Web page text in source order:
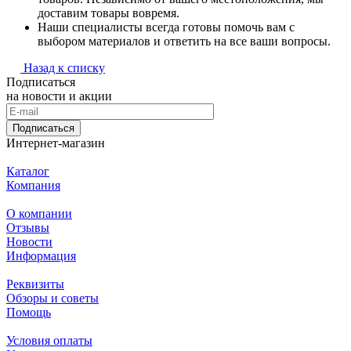
доставим товары вовремя.
Наши специалисты всегда готовы помочь вам с
выбором материалов и ответить на все ваши вопросы.
Назад к списку
Подписаться
на новости и акции
Подписаться
Интернет-магазин
Каталог
Компания
О компании
Отзывы
Новости
Информация
Реквизиты
Обзоры и советы
Помощь
Условия оплаты